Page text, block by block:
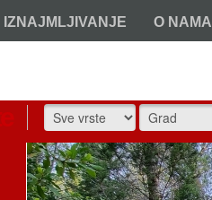
IZNAJMLJIVANJE O NAMA